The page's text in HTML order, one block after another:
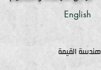
English
هندسة القيمة